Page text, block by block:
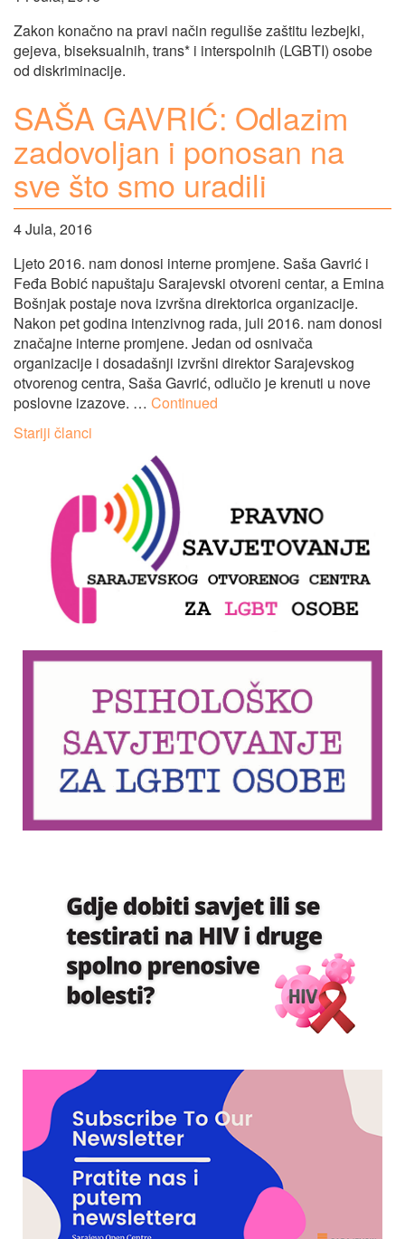
Zakon konačno na pravi način reguliše zaštitu lezbejki,
gejeva, biseksualnih, trans* i interspolnih (LGBTI) osobe
od diskriminacije.
SAŠA GAVRIĆ: Odlazim
zadovoljan i ponosan na
sve što smo uradili
4 Jula, 2016
Ljeto 2016. nam donosi interne promjene. Saša Gavrić i
Feđa Bobić napuštaju Sarajevski otvoreni centar, a Emina
Bošnjak postaje nova izvršna direktorica organizacije.
Nakon pet godina intenzivnog rada, juli 2016. nam donosi
značajne interne promjene. Jedan od osnivača
organizacije i dosadašnji izvršni direktor Sarajevskog
otvorenog centra, Saša Gavrić, odlučio je krenuti u nove
poslovne izazove. … Continued
Navigacija
člancima
Stariji članci